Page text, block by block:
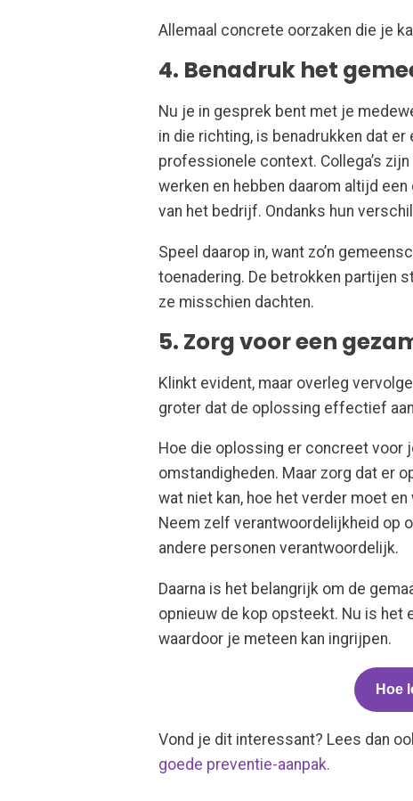
Allemaal concrete oorzaken die je
4. Benadruk het
Nu je in gesprek bent met je
in die richting, is benadrukken dat
professionele context. Collega’s
werken en hebben daarom altijd
van het bedrijf. Ondanks hun
Speel daarop in, want zo’n
toenadering. De betrokken partijen
ze misschien dachten.
5. Zorg voor een
Klinkt evident, maar overleg
groter dat de oplossing effectief
Hoe die oplossing er concreet voor
omstandigheden. Maar zorg dat er
wat niet kan, hoe het verder moet
Neem zelf verantwoordelijkheid op
andere personen verantwoordelijk.
Daarna is het belangrijk om de
opnieuw de kop opsteekt. Nu is het
waardoor je meteen kan ingrijpen.
Hoe
Vond je dit interessant? Lees dan
goede preventie-aanpak.